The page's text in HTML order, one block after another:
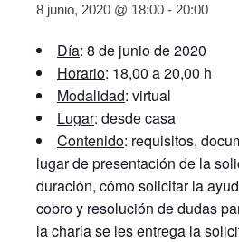
8 junio, 2020 @ 18:00 - 20:00
Día: 8 de junio de 2020
Horario: 18,00 a 20,00 h
Modalidad: virtual
Lugar: desde casa
Contenido: requisitos,
lugar de presentación de la
duración, cómo solicitar la
cobro y resolución de dudas
la charla se les entrega la